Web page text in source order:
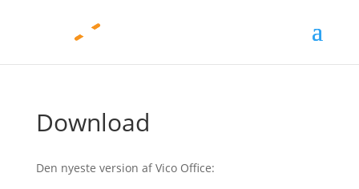
Download
Den nyeste version af Vico Office: